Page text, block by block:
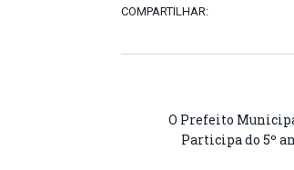
COMPARTILHAR:
O Prefeito
Participa do 5º